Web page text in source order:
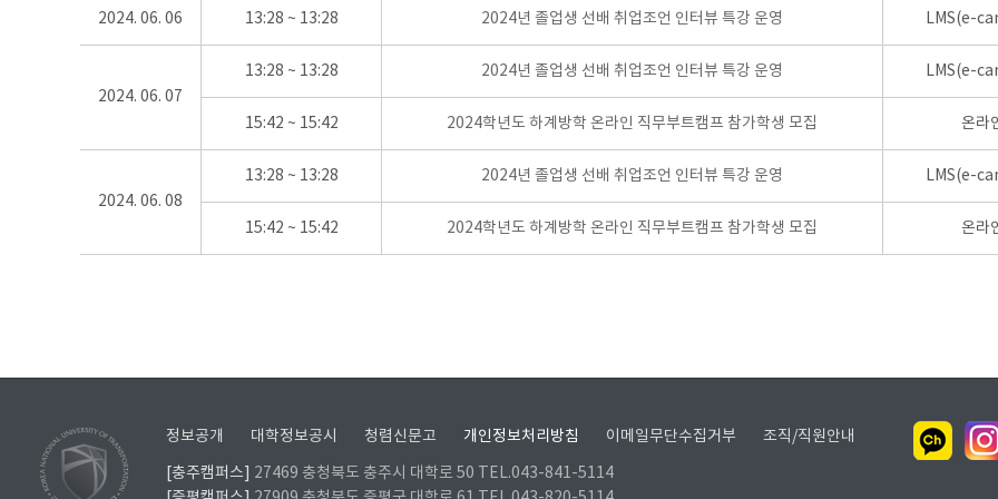
2024. 06. 06 13:28 ~ 13:28 2024년 졸업생 선배 취업조언 인터뷰 특강 운영 LMS(e-
2024. 06. 07
13:28 ~ 13:28 2024년 졸업생 선배 취업조언 인터뷰 특강 운영 LMS(e-
15:42 ~ 15:42 2024학년도 하계방학 온라인 직무부트캠프 참가학생 모집 온라
2024. 06. 08
13:28 ~ 13:28 2024년 졸업생 선배 취업조언 인터뷰 특강 운영 LMS(e-
15:42 ~ 15:42 2024학년도 하계방학 온라인 직무부트캠프 참가학생 모집 온라
정보공개 대학정보공시 청렴신문고 개인정보처리방침 이메일무단수집거부 조직/직원안내
[충주캠퍼스]
27469 충청북도 충주시 대학로 50 TEL.043-841-5114